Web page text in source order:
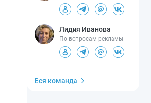
Лидия Иванова
По вопросам рекламы
Вся команда